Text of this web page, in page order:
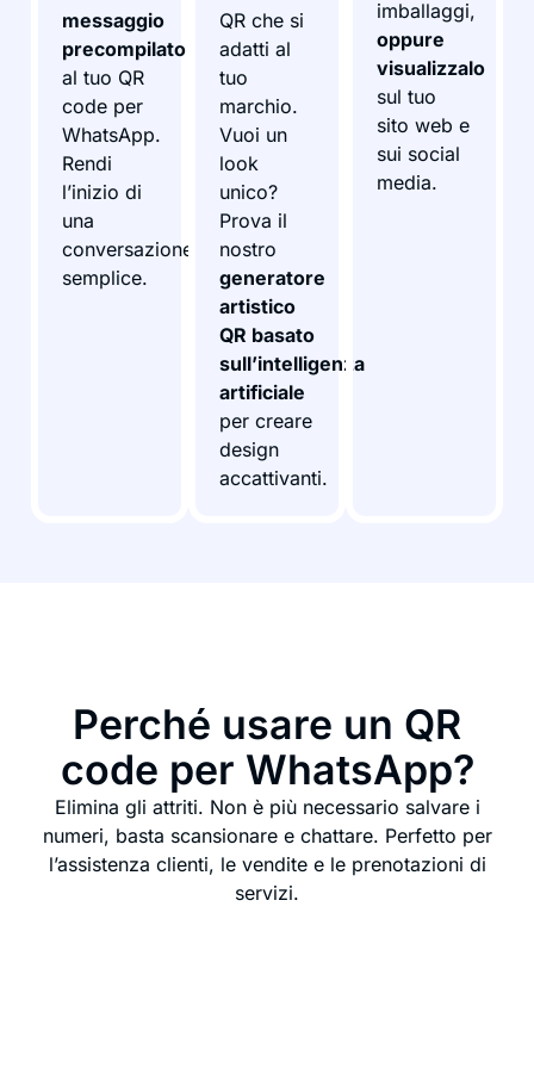
messaggio
precompilato
al tuo QR
code per
WhatsApp.
Rendi
l’inizio di
una
conversazione
semplice.
QR che si
adatti al
tuo
marchio.
Vuoi un
look
unico?
Prova il
nostro
generatore
artistico
QR basato
sull’intelligenza
artificiale
per creare
design
accattivanti.
imballaggi,
oppure
visualizzalo
sul tuo
sito web e
sui social
media.
Perché usare un QR
code per WhatsApp?
Elimina gli attriti. Non è più necessario salvare i
numeri, basta scansionare e chattare. Perfetto per
l’assistenza clienti, le vendite e le prenotazioni di
servizi.